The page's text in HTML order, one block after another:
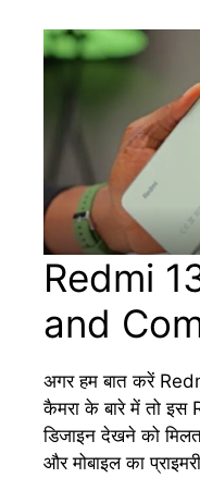
Redmi
and
अगर हम बात करें
कैमरा के बारे में तो इस
डिजाइन देखने को
और मोबाइल का